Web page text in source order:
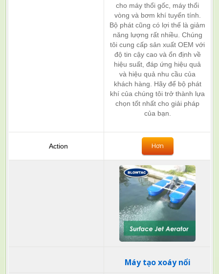
cho máy thổi gốc, máy thổi
vòng và bơm khí tuyến tính.
Bộ phát cũng có lợi thế là giảm
năng lượng rất nhiều. Chúng
tôi cung cấp sản xuất OEM với
độ tin cậy cao và ổn định về
hiệu suất, đáp ứng hiệu quả
và hiệu quả nhu cầu của
khách hàng. Hãy để bộ phát
khí của chúng tôi trở thành lựa
chọn tốt nhất cho giải pháp
của bạn.
Hơn
Máy tạo xoáy nổi